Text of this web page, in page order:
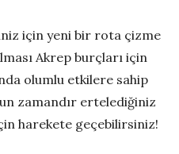
için yeni bir rota çizme
Akrep burçları için
olumlu etkilere sahip
zamandır ertelediğiniz
harekete geçebilirsiniz!